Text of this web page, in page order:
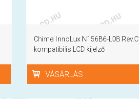
Chimei InnoLux N156B6-L0B
kompatibilis LCD kijelző
VÁSÁRLÁS